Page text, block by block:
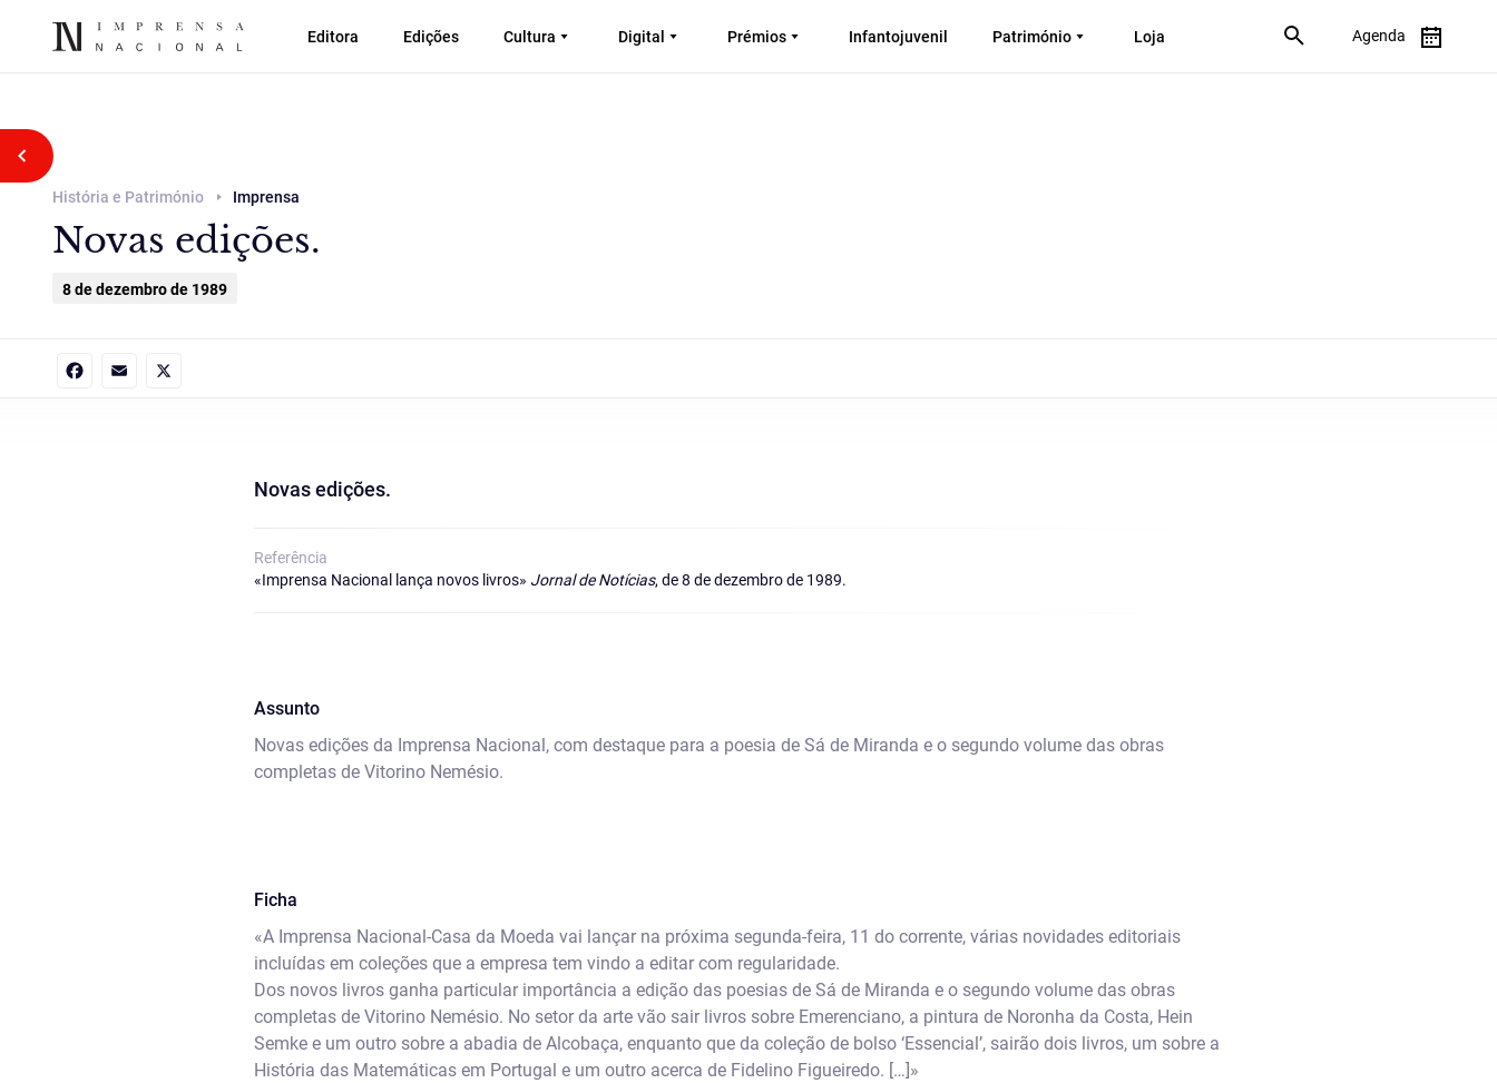
Editora Edições Cultura Digital Prémios Infantojuvenil Património Loja Agenda
Voltar atrás
História e Património Imprensa
Novas edições.
8 de dezembro de 1989
Novas edições.
Referência
«Imprensa Nacional lança novos livros» Jornal de Notícias, de 8 de dezembro de 1989.
Assunto
Novas edições da Imprensa Nacional, com destaque para a poesia de Sá de Miranda e o segundo volume das obras
completas de Vitorino Nemésio.
Ficha
«A Imprensa Nacional-Casa da Moeda vai lançar na próxima segunda-feira, 11 do corrente, várias novidades editoriais
incluídas em coleções que a empresa tem vindo a editar com regularidade.
Dos novos livros ganha particular importância a edição das poesias de Sá de Miranda e o segundo volume das obras
completas de Vitorino Nemésio. No setor da arte vão sair livros sobre Emerenciano, a pintura de Noronha da Costa, Hein
Semke e um outro sobre a abadia de Alcobaça, enquanto que da coleção de bolso ‘Essencial’, sairão dois livros, um sobre a
História das Matemáticas em Portugal e um outro acerca de Fidelino Figueiredo. […]»